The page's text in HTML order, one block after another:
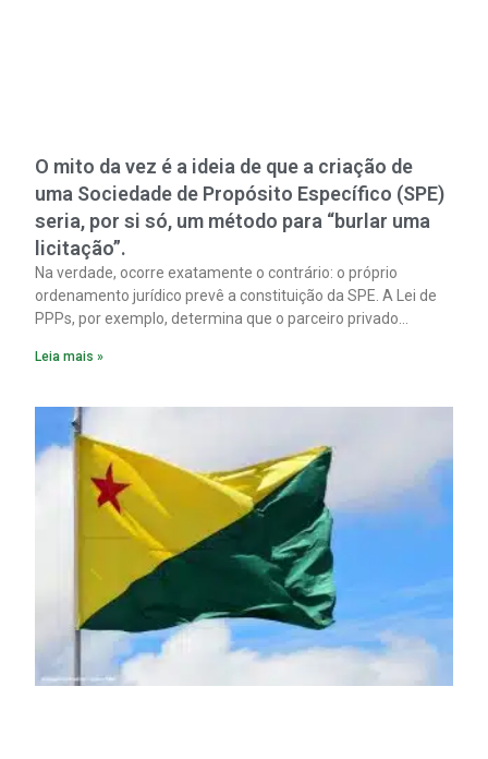
O mito da vez é a ideia de que a criação de
uma Sociedade de Propósito Específico (SPE)
seria, por si só, um método para “burlar uma
licitação”.
Na verdade, ocorre exatamente o contrário: o próprio
ordenamento jurídico prevê a constituição da SPE. A Lei de
PPPs, por exemplo, determina que o parceiro privado
empreendimento. Ou seja, a suposta “fraude à licitação” é
figura é facultativa e sujeita a uma escolha racional de
projeto a projeto.
Leia mais »